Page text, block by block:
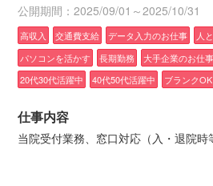
公開期間：2025/09/01～2025/10/31
高収入 交通費支給 データ入力のお仕事
人
パソコンを活かす
長期勤務 大手企業のお仕事
20代30代活躍中
40代50代活躍中 ブランクOK
仕事内容
当院受付業務、窓口対応（入・退院